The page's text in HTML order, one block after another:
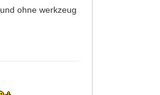
ohne werkzeug